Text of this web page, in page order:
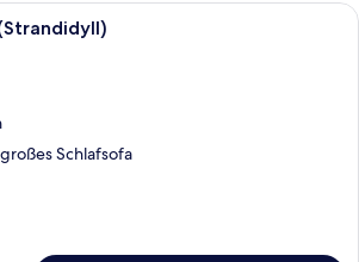
Apartment, Balkon (Strandidyll) |
Schlafsofa